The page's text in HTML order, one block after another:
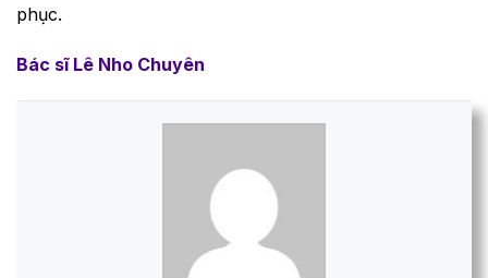
phục.
Bác sĩ Lê Nho Chuyên